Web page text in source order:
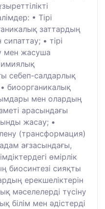
• Тірі
заттардың
• тірі
мен жасуша
себеп-салдарлық
биоорганикалық
мен олардың
арасындағы
жасау; •
(трансформация)
ағзасындағы,
өмірлік
биосинтезі сияқты
ерекшеліктерін
мәселелерді түсіну
білім мен әдістерді